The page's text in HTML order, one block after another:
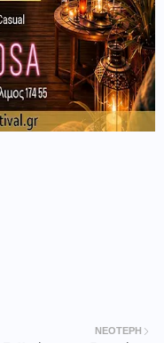
ΝΕΌΤΕΡΗ